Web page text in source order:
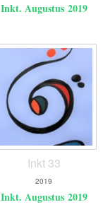
Inkt. Augustus 2019
Inkt 33
2019
Inkt. Augustus 2019